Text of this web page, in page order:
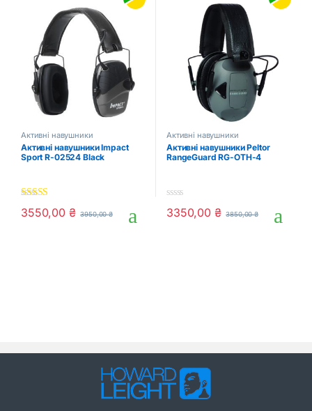
Активні навушники
Активні навушники Impact
Sport R-02524 Black
5.00out of 5
3550,00 ₴ 3950,00₴
Активні навушники
Активні навушники Peltor
RangeGuard RG-OTH-4
0
o
3350,00 ₴ 3850,00₴